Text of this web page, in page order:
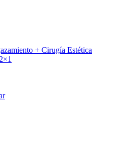
+ Cirugía Estética